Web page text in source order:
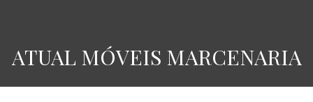
ATUAL MÓVEIS MARCENARIA